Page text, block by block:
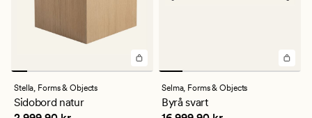
Stella, Forms & Objects
Sidobord natur
Selma, Forms & Objects
Byrå svart